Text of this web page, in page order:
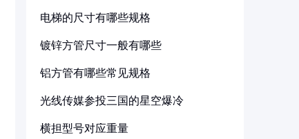
电梯的尺寸有哪些规格
镀锌方管尺寸一般有哪些
铝方管有哪些常见规格
光线传媒参投三国的星空爆冷
横担型号对应重量